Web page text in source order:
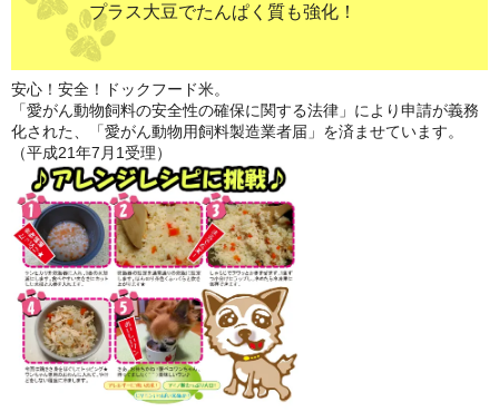
プラス大豆でたんぱく質も強化！
安心！安全！ドックフード米。
「愛がん動物飼料の安全性の確保に関する法律」により申請が義務
化された、「愛がん動物用飼料製造業者届」を済ませています。
（平成21年7月1受理）